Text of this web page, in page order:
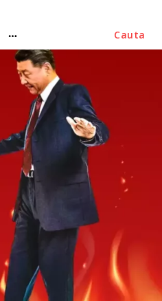
Cauta